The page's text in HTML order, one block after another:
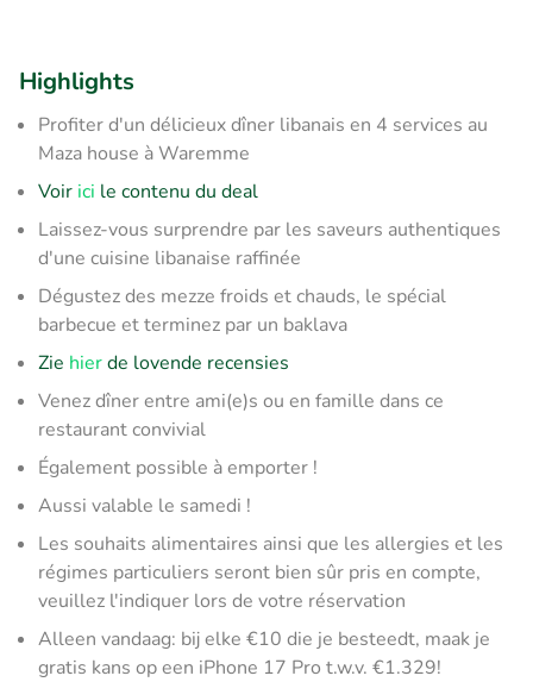
Highlights
Profiter d'un délicieux dîner libanais en 4 services au
Maza house à Waremme
Voir ici le contenu du deal
Laissez-vous surprendre par les saveurs authentiques
d'une cuisine libanaise raffinée
Dégustez des mezze froids et chauds, le spécial
barbecue et terminez par un baklava
Zie hierde lovende recensies
Venez dîner entre ami(e)s ou en famille dans ce
restaurant convivial
Également possible à emporter !
Aussi valable le samedi !
Les souhaits alimentaires ainsi que les allergies et les
régimes particuliers seront bien sûr pris en compte,
veuillez l'indiquer lors de votre réservation
Alleen vandaag: bij elke €10 die je besteedt, maak je
gratis kans op een iPhone 17 Pro t.w.v. €1.329!